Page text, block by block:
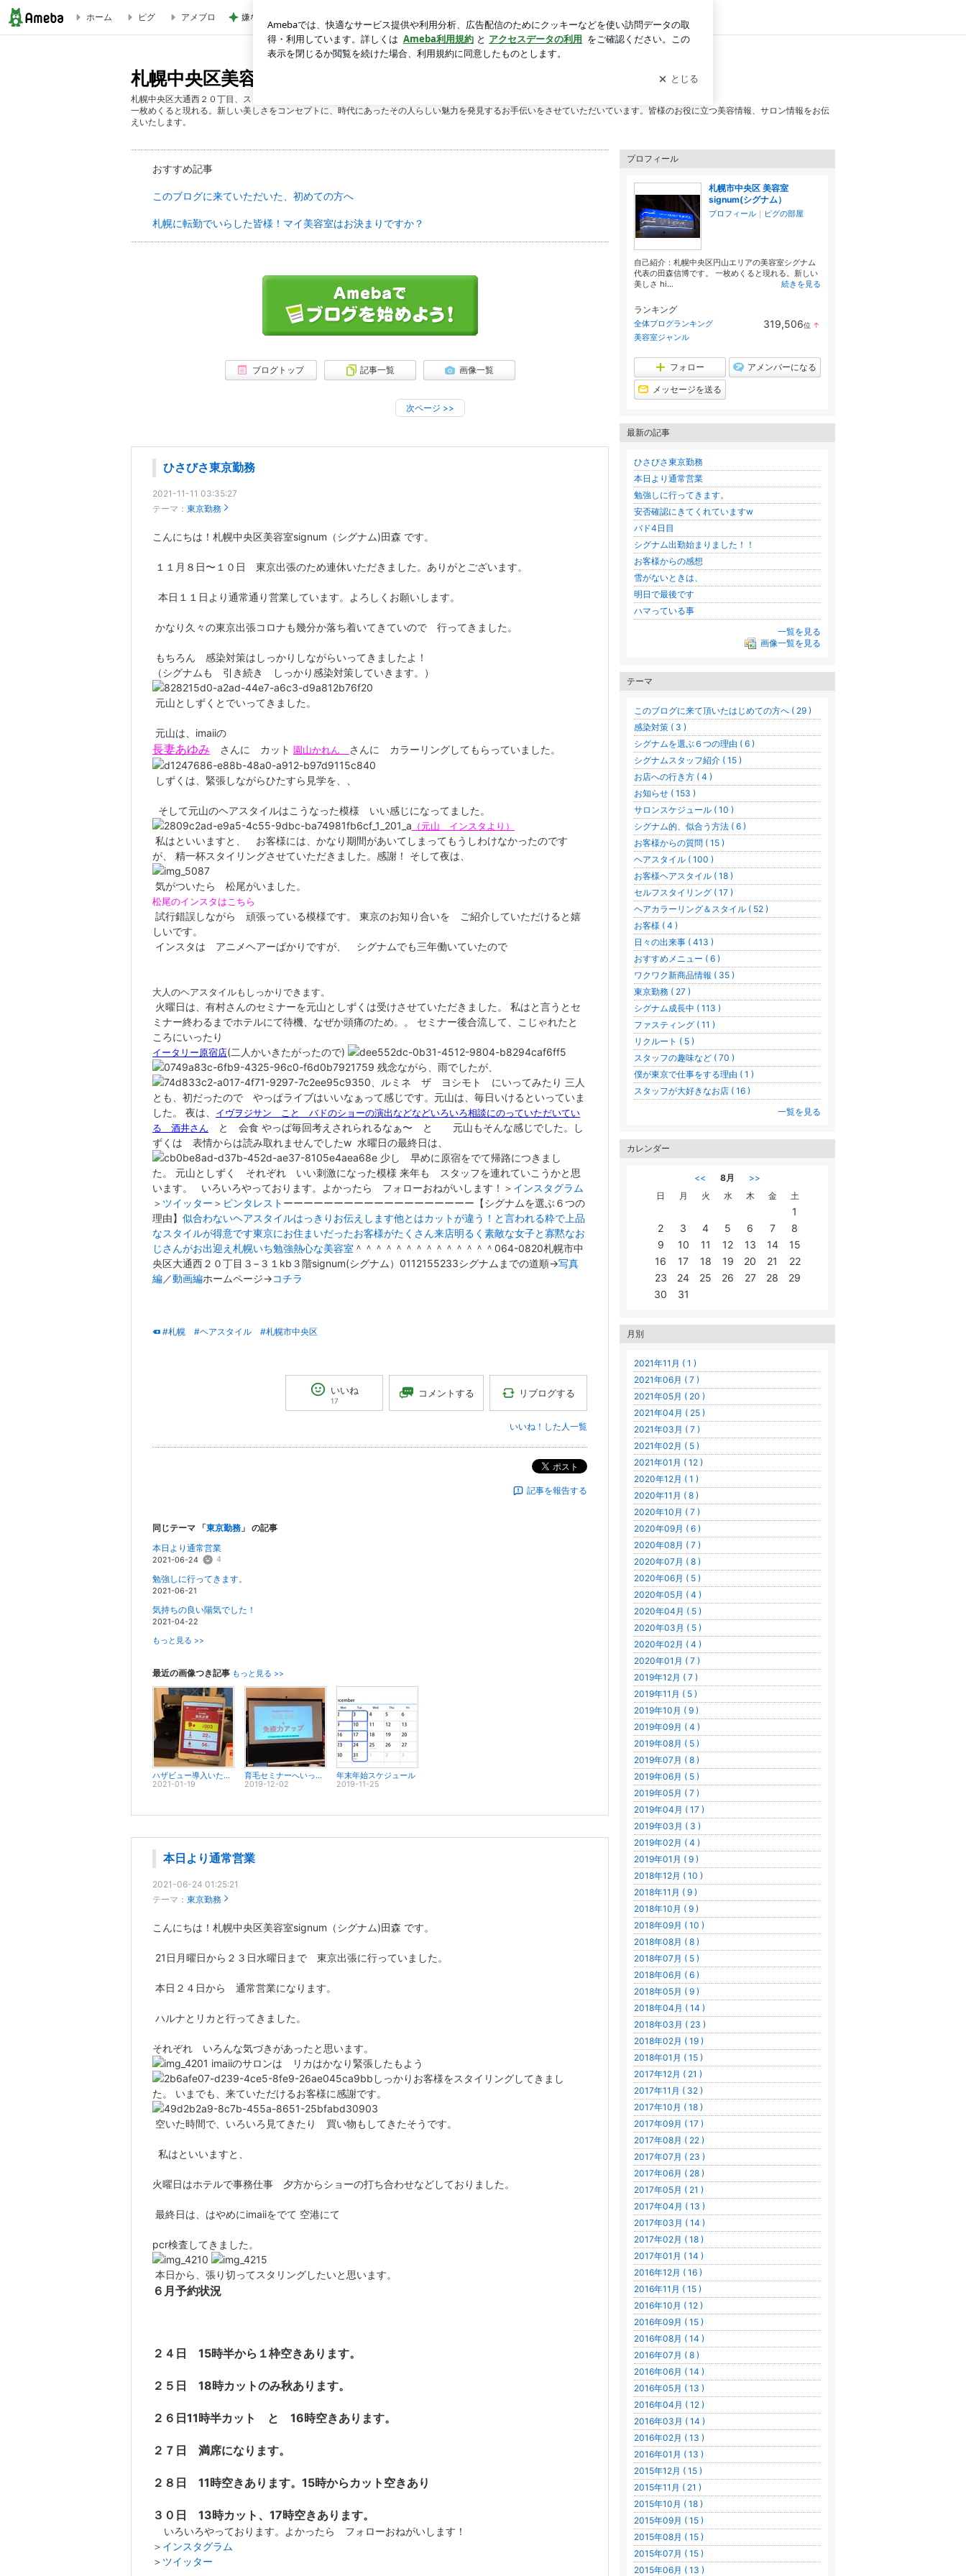
ホーム ピグ アメブロ 嫌な気持ちを夜にリセットする努力 ログイン
札幌中央区美容室signum(シグナム）のブログ
札幌中央区大通西２０丁目、スタイリッシュなKBビル3階にある美容室
一枚めくると現れる。新しい美しさをコンセプトに、時代にあったその人らしい魅力を発見するお手伝いをさせていただいています。皆様のお役に立つ美容情報、サロン情報をお伝
えいたします。
おすすめ記事
このブログに来ていただいた、初めての方へ
札幌に転勤でいらした皆様！マイ美容室はお決まりですか？
ブログトップ 記事一覧 画像一覧
次ページ >>
ひさびさ東京勤務
2021-11-11 03:35:27
テーマ： 東京勤務
こんにちは！札幌中央区美容室signum（シグナム)田森 です。
１１月８日〜１０日 東京出張のため連休いただきました。ありがとございます。
本日１１日より通常通り営業しています。よろしくお願いします。
かなり久々の東京出張コロナも幾分か落ち着いてきていので 行ってきました。
もちろん 感染対策はしっかりしながらいってきましたよ！
（シグナムも 引き続き しっかり感染対策していきます。）
元山としずくとでいってきました。
元山は、imaiiの
長妻あゆみ さんに カット 園山かれん さんに カラーリングしてもらっていました。
しずくは、緊張しながらひたすら見学を、、
そして元山のヘアスタイルはこうなった模様 いい感じになってました。
（元山 インスタより）
私はといいますと、 お客様には、かなり期間があいてしまってもうしわけなかったのです
が、 精一杯スタイリングさせていただきました。感謝！ そして夜は、
気がついたら 松尾がいました。
松尾のインスタはこちら
試行錯誤しながら 頑張っている模様です。 東京のお知り合いを ご紹介していただけると嬉
しいです。
インスタは アニメヘアーばかりですが、 シグナムでも三年働いていたので
大人のヘアスタイルもしっかりできます。
火曜日は、有村さんのセミナーを元山としずくは受けさせていただきました。 私はと言うとセ
ミナー終わるまでホテルにて待機、なぜか頭痛のため。。 セミナー後合流して、こじゃれたと
ころにいったり
イータリー原宿店(二人かいきたがったので)
残念ながら、雨でしたが、
、ルミネ ザ ヨシモト にいってみたり 三人
とも、初だったので やっぱライブはいいなぁって感じです。元山は、毎日いけるといっていま
した。 夜は、 イヴヲジサン こと バドのショーの演出などなどいろいろ相談にのっていただいてい
る 酒井さん と 会食 やっぱ毎回考えされられるなぁ〜 と 元山もそんな感じでした。し
ずくは 表情からは読み取れませんでしたw 水曜日の最終日は、
少し 早めに原宿をでて帰路につきまし
た。 元山としずく それぞれ いい刺激になった模様 来年も スタッフを連れていこうかと思
います。 いろいろやっております。よかったら フォローおねがいします！ ＞ インスタグラム
＞ ツイッター ＞ ピンタレスト ーーーーーーーーーーーーーーーーーーー【シグナムを選ぶ６つの
理由】 似合わないヘアスタイルはっきりお伝えします他とはカットが違う！と言われる粋で上品
なスタイルが得意です東京にお住まいだったお客様がたくさん来店明るく素敵な女子と寡黙なお
じさんがお出迎え 札幌いち勉強熱心な美容室 ＾＾＾＾＾＾＾＾＾＾＾＾＾＾064-0820札幌市中
央区大通西２０丁目３−３１kb３階signum(シグナム）0112155233シグナムまでの道順→写真
編／動画編ホームページ→コチラ
#札幌 #ヘアスタイル #札幌市中央区
いいね
17
コメントする リブログする
いいね！した人一覧
ポスト
記事を報告する
同じテーマ 「東京勤務 」 の記事
本日より通常営業
2021-06-24 4
勉強しに行ってきます。
2021-06-21
気持ちの良い陽気でした！
2021-04-22
もっと見る >>
最近の画像つき記事 もっと見る >>
ハザビュー導入いたしました！
2021-01-19
育毛セミナーへいってきました。
2019-12-02
年末年始スケジュール
2019-11-25
本日より通常営業
2021-06-24 01:25:21
テーマ： 東京勤務
こんにちは！札幌中央区美容室signum（シグナム)田森 です。
21日月曜日から２３日水曜日まで 東京出張に行っていました。
本日２４日から 通常営業になります。
ハルナとリカと行ってきました。
それぞれ いろんな気づきがあったと思います。
imaiiのサロンは リカはかなり緊張したもよう
しっかりお客様をスタイリングしてきまし
た。 いまでも、来ていただけるお客様に感謝です。
空いた時間で、いろいろ見てきたり 買い物もしてきたそうです。
私はといいますと、
火曜日はホテルで事務仕事 夕方からショーの打ち合わせなどしておりました。
最終日は、はやめにimaiiをでて 空港にて
pcr検査してきました。
本日から、張り切ってスタリングしたいと思います。
６月予約状況
２４日 15時半から１枠空きあります。
２５日 18時カットのみ秋あります。
２６日11時半カット と 16時空きあります。
２７日 満席になります。
２８日 11時空きあります。15時からカット空きあり
３０日 13時カット、17時空きあります。
いろいろやっております。よかったら フォローおねがいします！
＞ インスタグラム
＞ ツイッター
プロフィール
札幌市中央区 美容室
signum(シグナム）
プロフィール ｜ ピグの部屋
自己紹介：札幌中央区円山エリアの美容室シグナム
代表の田森信博です。 一枚めくると現れる。新しい
美しさ hi...
続きを見る
ランキング
全体ブログランキング 319,506位 ↑
美容室ジャンル
フォロー アメンバーになる
メッセージを送る
最新の記事
ひさびさ東京勤務
本日より通常営業
勉強しに行ってきます。
安否確認にきてくれていますw
バド4日目
シグナム出勤始まりました！！
お客様からの感想
雪がないときは、
明日で最後です
ハマっている事
一覧を見る
画像一覧を見る
テーマ
このブログに来て頂いたはじめての方へ ( 29 )
感染対策 ( 3 )
シグナムを選ぶ６つの理由 ( 6 )
シグナムスタッフ紹介 ( 15 )
お店への行き方 ( 4 )
お知らせ ( 153 )
サロンスケジュール ( 10 )
シグナム的、似合う方法 ( 6 )
お客様からの質問 ( 15 )
ヘアスタイル ( 100 )
お客様ヘアスタイル ( 18 )
セルフスタイリング ( 17 )
ヘアカラーリング＆スタイル ( 52 )
お客様 ( 4 )
日々の出来事 ( 413 )
おすすめメニュー ( 6 )
ワクワク新商品情報 ( 35 )
東京勤務 ( 27 )
シグナム成長中 ( 113 )
ファスティング ( 11 )
リクルート ( 5 )
スタッフの趣味など ( 70 )
僕が東京で仕事をする理由 ( 1 )
スタッフが大好きなお店 ( 16 )
一覧を見る
カレンダー
<< 8月
>>
日
月 火 水 木 金 土
1
2
3 4 5 6 7
8
9
10 11 12 13 14
15
16
17 18 19 20 21
22
23
24 25 26 27 28
29
30
31
月別
2021年11月 ( 1 )
2021年06月 ( 7 )
2021年05月 ( 20 )
2021年04月 ( 25 )
2021年03月 ( 7 )
2021年02月 ( 5 )
2021年01月 ( 12 )
2020年12月 ( 1 )
2020年11月 ( 8 )
2020年10月 ( 7 )
2020年09月 ( 6 )
2020年08月 ( 7 )
2020年07月 ( 8 )
2020年06月 ( 5 )
2020年05月 ( 4 )
2020年04月 ( 5 )
2020年03月 ( 5 )
2020年02月 ( 4 )
2020年01月 ( 7 )
2019年12月 ( 7 )
2019年11月 ( 5 )
2019年10月 ( 9 )
2019年09月 ( 4 )
2019年08月 ( 5 )
2019年07月 ( 8 )
2019年06月 ( 5 )
2019年05月 ( 7 )
2019年04月 ( 17 )
2019年03月 ( 3 )
2019年02月 ( 4 )
2019年01月 ( 9 )
2018年12月 ( 10 )
2018年11月 ( 9 )
2018年10月 ( 9 )
2018年09月 ( 10 )
2018年08月 ( 8 )
2018年07月 ( 5 )
2018年06月 ( 6 )
2018年05月 ( 9 )
2018年04月 ( 14 )
2018年03月 ( 23 )
2018年02月 ( 19 )
2018年01月 ( 15 )
2017年12月 ( 21 )
2017年11月 ( 32 )
2017年10月 ( 18 )
2017年09月 ( 17 )
2017年08月 ( 22 )
2017年07月 ( 23 )
2017年06月 ( 28 )
2017年05月 ( 21 )
2017年04月 ( 13 )
2017年03月 ( 14 )
2017年02月 ( 18 )
2017年01月 ( 14 )
2016年12月 ( 16 )
2016年11月 ( 15 )
2016年10月 ( 12 )
2016年09月 ( 15 )
2016年08月 ( 14 )
2016年07月 ( 8 )
2016年06月 ( 14 )
2016年05月 ( 13 )
2016年04月 ( 12 )
2016年03月 ( 14 )
2016年02月 ( 13 )
2016年01月 ( 13 )
2015年12月 ( 15 )
2015年11月 ( 21 )
2015年10月 ( 18 )
2015年09月 ( 15 )
2015年08月 ( 15 )
2015年07月 ( 15 )
2015年06月 ( 13 )